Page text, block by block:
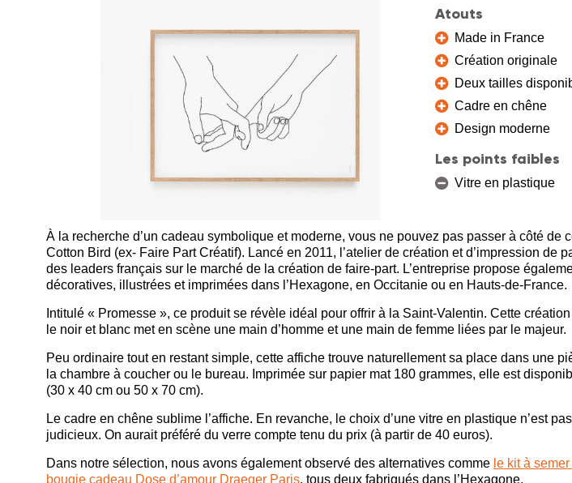
Atouts
Made in France
Création originale
Deux tailles
Cadre en chêne
Design moderne
Les points faibles
Vitre en plastique
À la recherche d’un cadeau symbolique et moderne, vous ne pouvez pas passer à côté de
Cotton Bird (ex- Faire Part Créatif). Lancé en 2011, l’atelier de création et d’impression de
des leaders français sur le marché de la création de faire-part. L’entreprise propose
décoratives, illustrées et imprimées dans l’Hexagone, en Occitanie ou en Hauts-de-France.
Intitulé « Promesse », ce produit se révèle idéal pour offrir à la Saint-Valentin. Cette
le noir et blanc met en scène une main d’homme et une main de femme liées par le majeur.
Peu ordinaire tout en restant simple, cette affiche trouve naturellement sa place dans une
la chambre à coucher ou le bureau. Imprimée sur papier mat 180 grammes, elle est
(30 x 40 cm ou 50 x 70 cm).
Le cadre en chêne sublime l’affiche. En revanche, le choix d’une vitre en plastique n’est
judicieux. On aurait préféré du verre compte tenu du prix (à partir de 40 euros).
Dans notre sélection, nous avons également observé des alternatives comme le kit à
bougie cadeau Dose d’amour Draeger Paris, tous deux fabriqués dans l’Hexagone.